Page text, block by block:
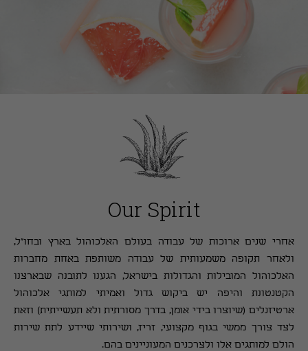
Our Spirit
אחרי שנים ארוכות של עבודה בעולם האלכוהול בארץ ובחו"ל,
ולאחר תקופה משמעותית של עבודה משותפת באחת מחברות
האלכוהול המובילות והגדולות בישראל, הגענו לתובנה שבארצנו
הקטנטונת והיפה יש ביקוש גדול ואמיתי למותגי אלכוהול
ארטיזנלים (שיוצרו בידי אומן, בדרך מסורתית ולא תעשייתית) וזאת
לצד צורך ממשי בגוף מקצועי, זריז, ושירותי שיידע לתת שירות
הולם למותגים אלו ולצרכנים המעוניינים בהם.